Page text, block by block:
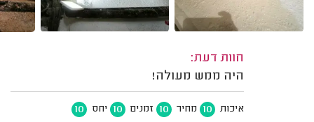
חוות דעת:
היה ממש מעולה!
איכות 10 מחיר 10 זמנים 10 יחס 10